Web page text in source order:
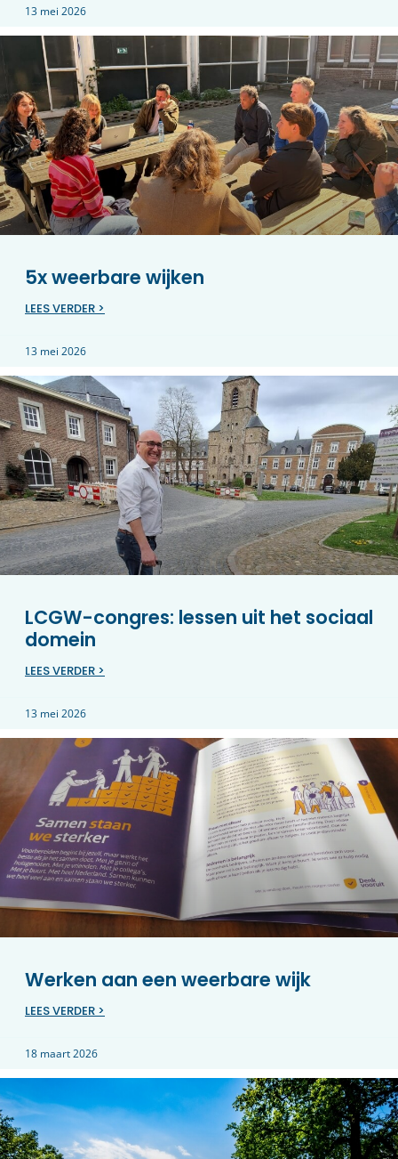
13 mei 2026
5x weerbare wijken
LEES VERDER >
13 mei 2026
LCGW-congres: lessen uit het sociaal
domein
LEES VERDER >
13 mei 2026
Werken aan een weerbare wijk
LEES VERDER >
18 maart 2026